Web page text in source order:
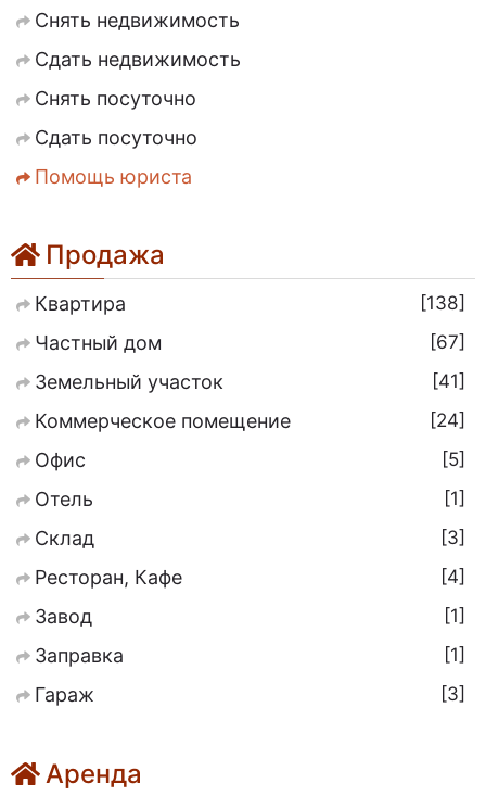
Снять недвижимость
Сдать недвижимость
Снять посуточно
Сдать посуточно
Помощь юриста
Продажа
Квартира
138
Частный дом
67
Земельный участок
41
Коммерческое помещение
24
Офис
5
Отель
1
Склад
3
Ресторан, Кафе
4
Завод
1
Заправка
1
Гараж
3
Аренда